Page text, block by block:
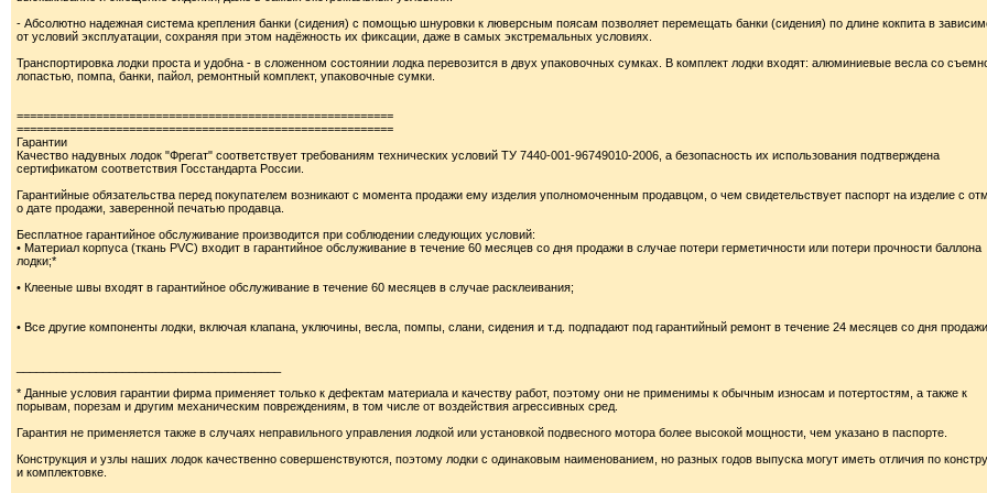
- Абсолютно надежная система крепления банки (сидения) с помощью шнуровки к люверсным поясам позволяет перемещать банки (сидения) по длине кокпита в
от условий эксплуатации, сохраняя при этом надёжность их фиксации, даже в самых экстремальных условиях.
Транспортировка лодки проста и удобна - в сложенном состоянии лодка перевозится в двух упаковочных сумках. В комплект лодки входят: алюминиевые весла со
лопастью, помпа, банки, пайол, ремонтный комплект, упаковочные сумки.
=========================================================
=========================================================
Гарантии
Качество надувных лодок "Фрегат" соответствует требованиям технических условий ТУ 7440-001-96749010-2006, а безопасность их использования подтверждена
сертификатом соответствия Госстандарта России.
Гарантийные обязательства перед покупателем возникают с момента продажи ему изделия уполномоченным продавцом, о чем свидетельствует паспорт на изделие с
о дате продажи, заверенной печатью продавца.
Бесплатное гарантийное обслуживание производится при соблюдении следующих условий:
• Материал корпуса (ткань PVC) входит в гарантийное обслуживание в течение 60 месяцев со дня продажи в случае потери герметичности или потери прочности баллона
лодки;*
• Клееные швы входят в гарантийное обслуживание в течение 60 месяцев в случае расклеивания;
• Все другие компоненты лодки, включая клапана, уключины, весла, помпы, слани, сидения и т.д. подпадают под гарантийный ремонт в течение 24 месяцев со дня
* Данные условия гарантии фирма применяет только к дефектам материала и качеству работ, поэтому они не применимы к обычным износам и потертостям, а также к
порывам, порезам и другим механическим повреждениям, в том числе от воздействия агрессивных сред.
Гарантия не применяется также в случаях неправильного управления лодкой или установкой подвесного мотора более высокой мощности, чем указано в паспорте.
Конструкция и узлы наших лодок качественно совершенствуются, поэтому лодки с одинаковым наименованием, но разных годов выпуска могут иметь отличия по
и комплектовке.